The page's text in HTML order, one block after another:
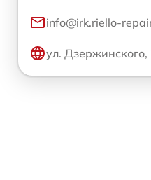
info@irk.riello-
ул. Дзержинского,